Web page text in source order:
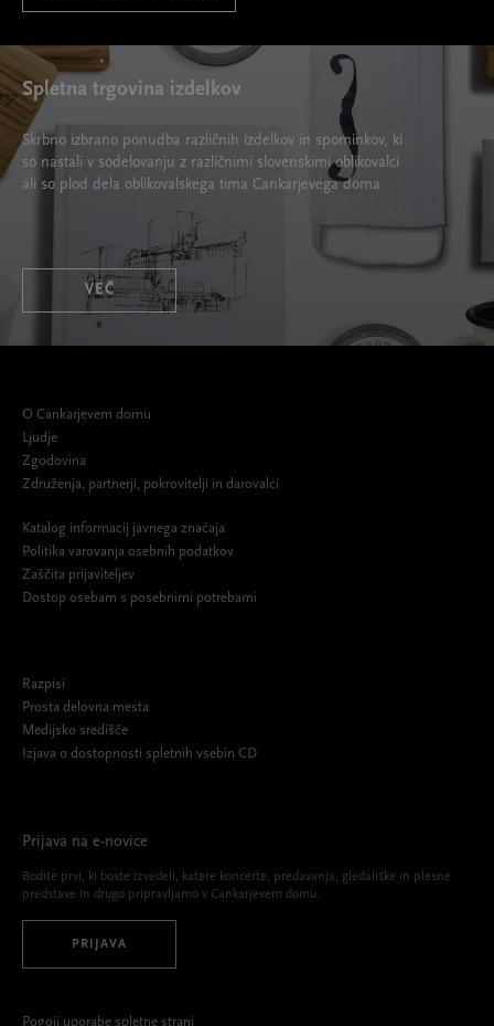
Spletna trgovina izdelkov
Skrbno izbrano ponudba različnih izdelkov in spominkov, ki
so nastali v sodelovanju z različnimi slovenskimi oblikovalci
ali so plod dela oblikovalskega tima Cankarjevega doma.
VEČ
O Cankarjevem domu
Ljudje
Zgodovina
Združenja, partnerji, pokrovitelji in darovalci
Katalog informacij javnega značaja
Politika varovanja osebnih podatkov
Zaščita prijaviteljev
Dostop osebam s posebnimi potrebami
Razpisi
Prosta delovna mesta
Medijsko središče
Izjava o dostopnosti spletnih vsebin CD
Prijava na e-novice
Bodite prvi, ki boste izvedeli, katere koncerte, predavanja, gledališke in plesne
predstave in drugo pripravljamo v Cankarjevem domu.
PRIJAVA
Pogoji uporabe spletne strani